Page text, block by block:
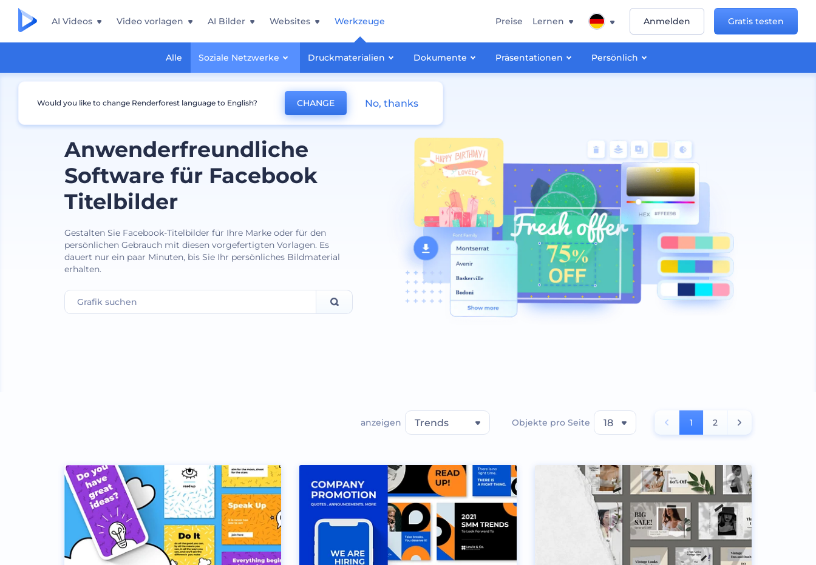
AI Videos Video vorlagen AI Bilder Websites Werkzeuge
Alle Soziale Netzwerke Druckmaterialien Dokumente Präsentationen Persönlich
Preise Lernen Anmelden Gratis testen
Anwenderfreundliche
Software für Facebook
Titelbilder
Gestalten Sie Facebook-Titelbilder für Ihre Marke oder für den
persönlichen Gebrauch mit diesen vorgefertigten Vorlagen. Es
dauert nur ein paar Minuten, bis Sie Ihr persönliches Bildmaterial
erhalten.
anzeigen Trends Objekte pro Seite 18 1 2
Would you like to change Renderforest language to English? CHANGE No, thanks